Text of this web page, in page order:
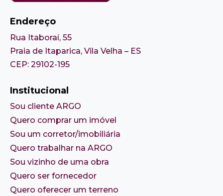
Endereço
Rua Itaboraí, 55
Praia de Itaparica, Vila Velha – ES
CEP: 29102-195
Institucional
Sou cliente ARGO
Quero comprar um imóvel
Sou um corretor/imobiliária
Quero trabalhar na ARGO
Sou vizinho de uma obra
Quero ser fornecedor
Quero oferecer um terreno